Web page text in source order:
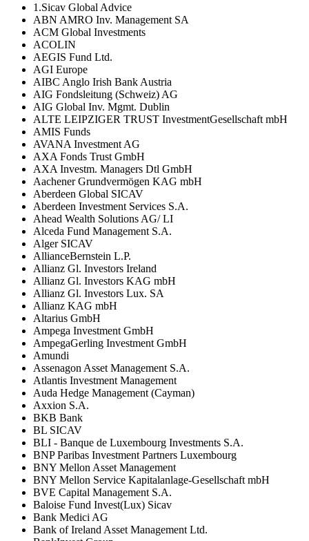
1.Sicav Global Advice
ABN AMRO Inv. Management SA
ACM Global Investments
ACOLIN
AEGIS Fund Ltd.
AGI Europe
AIBC Anglo Irish Bank Austria
AIG Fondsleitung (Schweiz) AG
AIG Global Inv. Mgmt. Dublin
ALTE LEIPZIGER TRUST InvestmentGesellschaft mbH
AMIS Funds
AVANA Investment AG
AXA Fonds Trust GmbH
AXA Investm. Managers Dtl GmbH
Aachener Grundvermögen KAG mbH
Aberdeen Global SICAV
Aberdeen Investment Services S.A.
Ahead Wealth Solutions AG/ LI
Alceda Fund Management S.A.
Alger SICAV
AllianceBernstein L.P.
Allianz Gl. Investors Ireland
Allianz Gl. Investors KAG mbH
Allianz Gl. Investors Lux. SA
Allianz KAG mbH
Altarius GmbH
Ampega Investment GmbH
AmpegaGerling Investment GmbH
Amundi
Assenagon Asset Management S.A.
Atlantis Investment Management
Auda Hedge Management (Cayman)
Axxion S.A.
BKB Bank
BL SICAV
BLI - Banque de Luxembourg Investments S.A.
BNP Paribas Investment Partners Luxembourg
BNY Mellon Asset Management
BNY Mellon Service Kapitalanlage-Gesellschaft mbH
BVE Capital Management S.A.
Baloise Fund Invest(Lux) Sicav
Bank Medici AG
Bank of Ireland Asset Management Ltd.